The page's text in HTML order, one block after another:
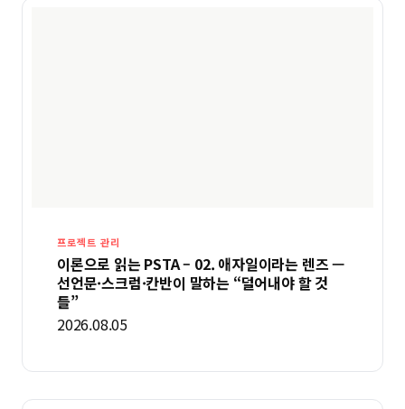
프로젝트 관리
이론으로 읽는 PSTA – 02. 애자일이라는 렌즈 —
선언문·스크럼·칸반이 말하는 “덜어내야 할 것
들”
2026.08.05